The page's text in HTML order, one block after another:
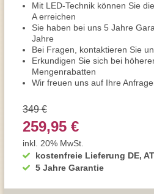
Mit LED-Technik können Sie
A erreichen
Sie haben bei uns 5 Jahre
Jahre
Bei Fragen, kontaktieren Sie
Erkundigen Sie sich bei
Mengenrabatten
Wir freuen uns auf Ihre
kostenfreie Lieferung DE, AT
5 Jahre Garantie
349 €
259,95 €
inkl. 20% MwSt.